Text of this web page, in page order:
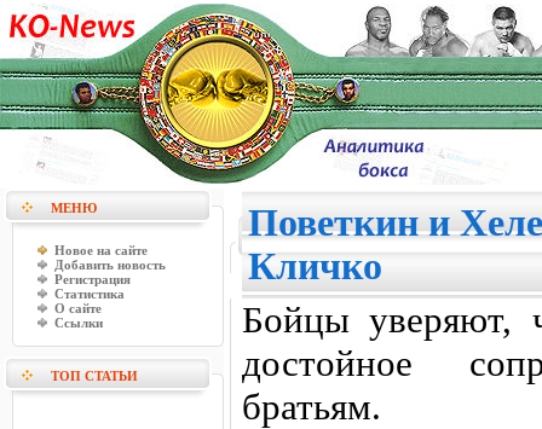
МЕНЮ
Новое на сайте
Добавить новость
Регистрация
Статистика
О сайте
Ссылки
ТОП СТАТЬИ
Поветкин и
Кличко
Бойцы уверяют,
достойное
братьям.